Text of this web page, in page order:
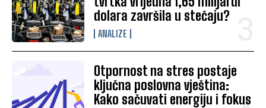
dolara završila u stečaju?
ANALIZE
Otpornost na stres postaje
ključna poslovna vještina:
Kako sačuvati energiju i fokus